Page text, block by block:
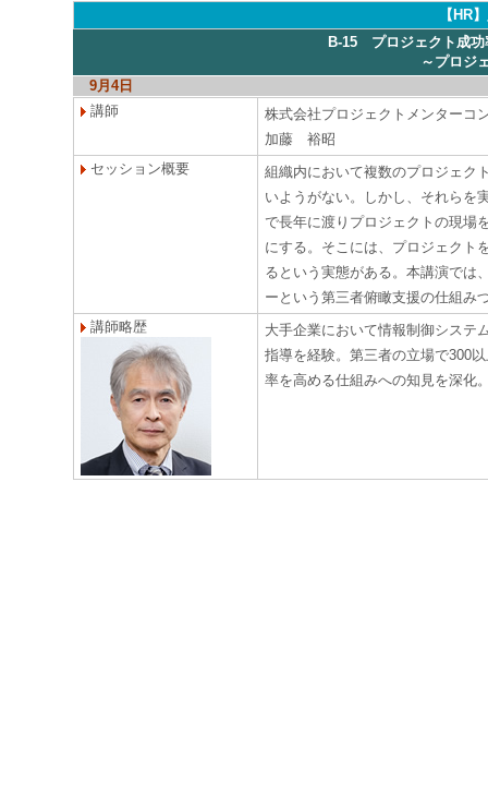
【HR
B-15 プロジェクト成功
～プロジ
9月4日
講師
株式会社プロジェクトメンター
加藤 裕昭
セッション概要
組織内において複数のプロジェク
いようがない。しかし、それらを
で長年に渡りプロジェクトの現場
にする。そこには、プロジェクト
るという実態がある。本講演では
ーという第三者俯瞰支援の仕組み
講師略歴
大手企業において情報制御システ
指導を経験。第三者の立場で300
率を高める仕組みへの知見を深化